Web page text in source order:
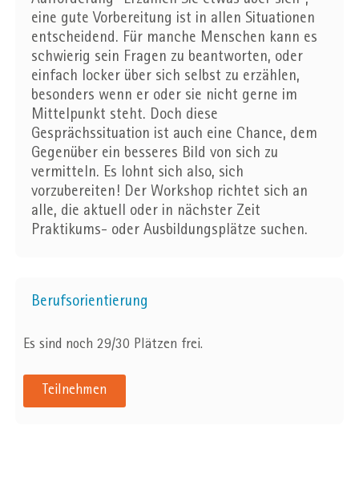
eine gute Vorbereitung ist in allen Situationen
entscheidend. Für manche Menschen kann es
schwierig sein Fragen zu beantworten, oder
einfach locker über sich selbst zu erzählen,
besonders wenn er oder sie nicht gerne im
Mittelpunkt steht. Doch diese
Gesprächssituation ist auch eine Chance, dem
Gegenüber ein besseres Bild von sich zu
vermitteln. Es lohnt sich also, sich
vorzubereiten! Der Workshop richtet sich an
alle, die aktuell oder in nächster Zeit
Praktikums- oder Ausbildungsplätze suchen.
Berufsorientierung
Es sind noch 29/30 Plätzen frei.
Teilnehmen